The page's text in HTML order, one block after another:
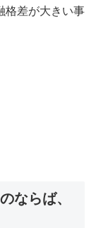
格差が大きい事
ならば、